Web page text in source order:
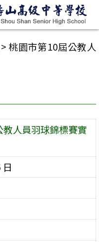
> 桃園市第10屆公教人
人員羽球錦標賽實